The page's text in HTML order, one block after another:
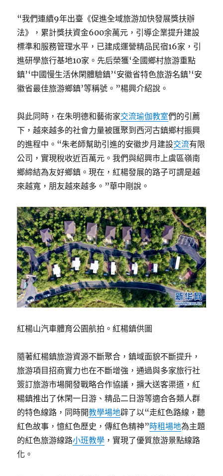
“我們連續9年出臺《促進全域旅游加快發展獎扶辦
法》，累計獎扶資金600余萬元，引導企業提升建設
標準和服務管理水平，已建成運營精品民宿16家，引
進研學旅行基地10家。先后榮獲‘全國鄉村旅游重點
鎮’‘中國慢生活休閑體驗鎮’‘安徽省特色旅游名鎮’‘安
徽省最佳旅游鄉鎮’等稱號。”楊興介紹說。
與此同時，在朱明德和藝術家交流瑜伽教室們的引薦
下，越來越多的社會力量被匯聚到西河古鎮鄉村振興
的進程中。“朱老師幫助引進的安徽步月建設交流有限
公司，實現稅收近百萬元。我們與紹興市上虞區嶺南
鄉締結為友好鄉鎮。現在，紅楊發展的路子可謂是越
來越寬，朋友越來越多。”華中剛說。
紅楊山汽車體育公園航拍。紅楊鎮供圖
隨著紅楊鎮旅游資源不斷聚合，鎮域面貌不斷提升，
旅游項目招商實力也在不斷增強，通過與多家旅行社
簽訂旅游市場開發戰略合作協議，擴大送客渠道，紅
楊鎮推出了休閑一日游、精品二日游等適合各類人群
的特色線路，同時開教學場地辟了以“走紅色路線，聽
紅色故事，憶紅色歷史，傳紅色精神”時租場地為主題
的紅色旅游線路小班教學 ，實現了優質旅游景點線路
化。